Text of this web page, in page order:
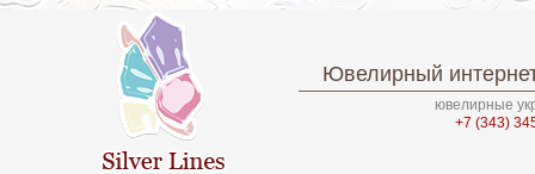
Ювелирный
ювелирные
+7 (343)